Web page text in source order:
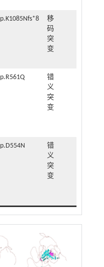
p.K1085Nfs*8
移
码
突
变
p.R561Q
错
义
突
变
p.D554N
错
义
突
变